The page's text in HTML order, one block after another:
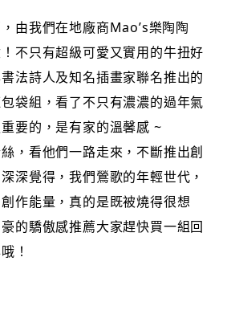
由我們在地廠商Mao’s樂陶陶
不只有超級可愛又實用的牛扭好
法詩人及知名插畫家聯名推出的
袋組，看了不只有濃濃的過年氣
要的，是有家的溫馨感 ~
，看他們一路走來，不斷推出創
深覺得，我們鶯歌的年輕世代，
作能量，真的是既被燒得很想
的驕傲感推薦大家趕快買一組回
！